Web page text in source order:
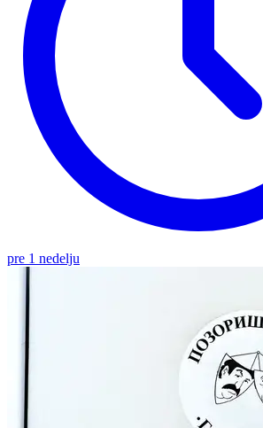
pre 1 nedelju